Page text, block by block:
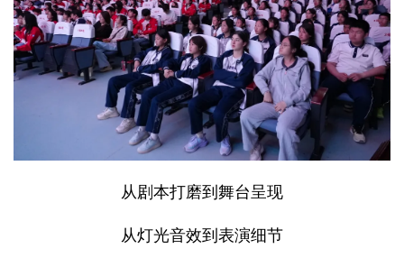
从剧本打磨到舞台呈现
从灯光音效到表演细节